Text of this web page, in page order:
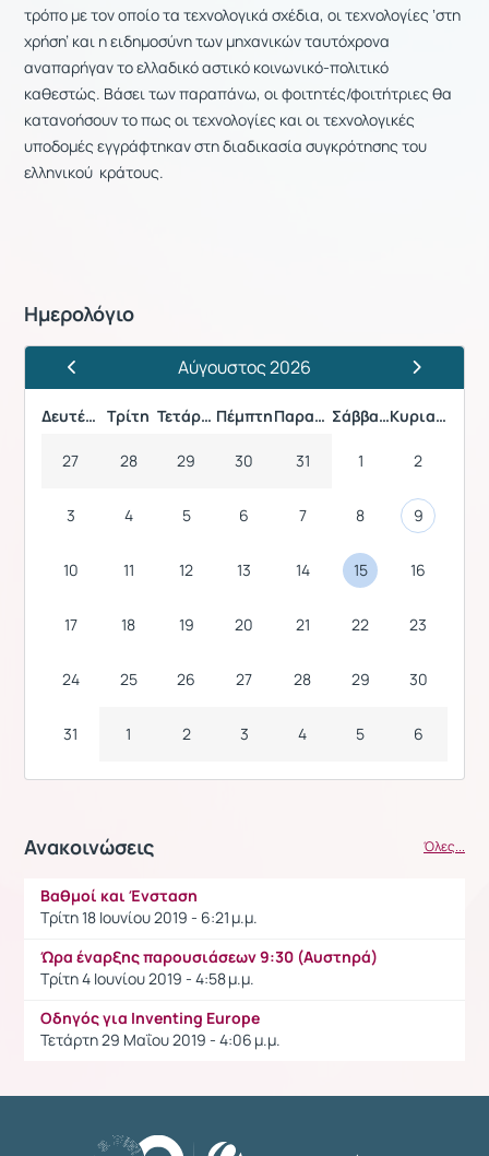
τρόπο με τον οποίο τα τεχνολογικά σχέδια, οι τεχνολογίες ‘στη
χρήση’ και η ειδημοσύνη των μηχανικών ταυτόχρονα
αναπαρήγαν το ελλαδικό αστικό κοινωνικό-πολιτικό
καθεστώς. Βάσει των παραπάνω, οι φοιτητές/φοιτήτριες θα
κατανοήσουν το πως οι τεχνολογίες και οι τεχνολογικές
υποδομές εγγράφτηκαν στη διαδικασία συγκρότησης του
ελληνικού κράτους.
Ημερολόγιο
Προηγούμενος ΜήναςΑύγουστος 2026
Επόμενος
Δευτέρα Τρίτη Τετάρτη Πέμπτη Παρασκευή Σάββατο Κυριακή
27 28 29 30 31 1 2
3 4 5 6 7 8 9
10 11 12 13 14 15 16
17 18 19 20 21 22 23
24 25 26 27 28 29 30
31 1 2 3 4 5 6
Ανακοινώσεις Όλες...
Βαθμοί και Ένσταση
Τρίτη 18 Ιουνίου 2019 - 6:21 μ.μ.
Ώρα έναρξης παρουσιάσεων 9:30 (Αυστηρά)
Τρίτη 4 Ιουνίου 2019 - 4:58 μ.μ.
Οδηγός για Inventing Europe
Τετάρτη 29 Μαΐου 2019 - 4:06 μ.μ.